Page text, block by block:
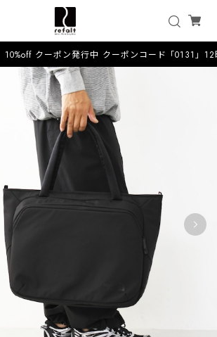
10%off クーポン発行中 クーポンコード「0131」